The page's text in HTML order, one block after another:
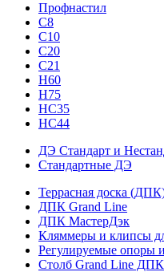
Профнастил
С8
С10
С20
С21
H60
H75
HС35
НС44
ДЭ Стандарт и
Стандартные ДЭ
Террасная доска
ДПК Grand Line
ДПК МастерДэк
Кляммеры и клипсы
Регулируемые опоры
Столб Grand Line